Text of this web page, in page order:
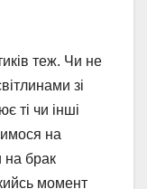
теж. Чи не
зі
ті чи інші
на
на брак
момент